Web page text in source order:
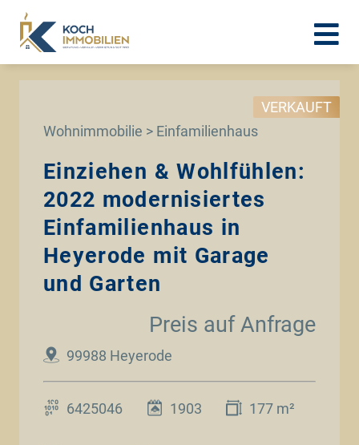
Wohnimmobilie > Einfamilienhaus
VERKAUFT
Einziehen & Wohlfühlen:
2022 modernisiertes
Einfamilienhaus in
Heyerode mit Garage
und Garten
99988 Heyerode
Preis auf Anfrage
6425046 1903 177 m²